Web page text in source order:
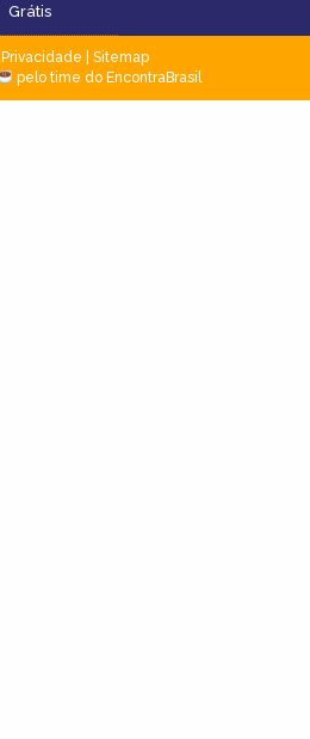
Grátis
Privacidade
Sitemap
pelo time do EncontraBrasil